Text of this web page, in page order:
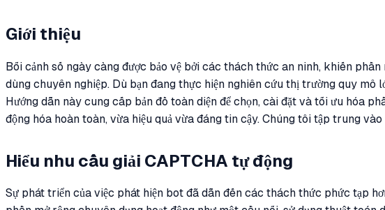
Giới thiệu
Bối cảnh số ngày càng được bảo vệ bởi các thách thức an ninh, khiến
dùng chuyên nghiệp. Dù bạn đang thực hiện nghiên cứu thị trường quy
Hướng dẫn này cung cấp bản đồ toàn diện để chọn, cài đặt và tối ưu hóa
động hóa hoàn toàn, vừa hiệu quả vừa đáng tin cậy. Chúng tôi tập trung
Hiểu nhu cầu giải CAPTCHA tự động
Sự phát triển của việc phát hiện bot đã dẫn đến các thách thức phức tạp